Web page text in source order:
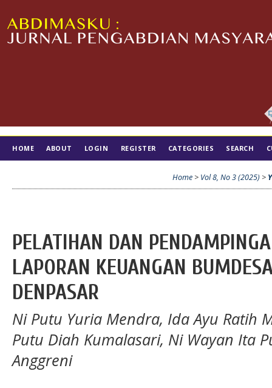
HOME ABOUT LOGIN REGISTER CATEGORIES SEARCH
Home > Vol 8, No 3 (2025) >
PELATIHAN DAN
LAPORAN KEUANGAN
DENPASAR
Ni Putu Yuria Mendra, Ida Ayu Ratih
Putu Diah Kumalasari, Ni Wayan Ita
Anggreni